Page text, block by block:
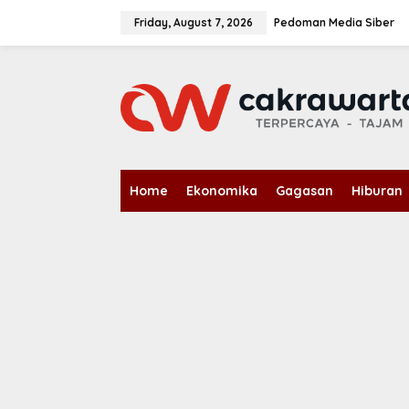
Friday, August 7, 2026 Pedoman Media Siber
Home Ekonomika Gagasan Hiburan